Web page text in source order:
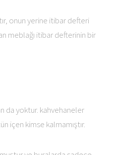
onun yerine itibar defteri
meblağı itibar defterinin bir
da yoktur. kahvehaneler
içen kimse kalmamıştır.